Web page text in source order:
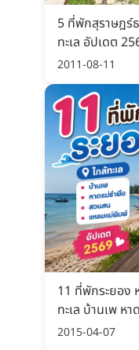
5 ที่พักสุราษฎร์
ทะเล อัปเดต
2011-08-11
11 ที่พักระยอง
ทะเล บ้านเพ ห
พิมพ์ อัปเดต
2015-04-07